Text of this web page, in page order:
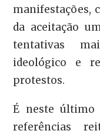
manifestações,
da aceitação
tentativas
ideológico e
protestos.
É neste último
referências